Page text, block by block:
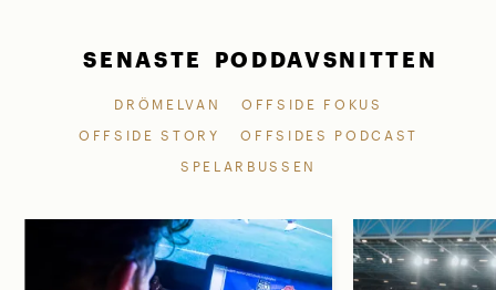
SENASTE PODDAVSNITTEN
DRÖMELVAN
OFFSIDE FOKUS
OFFSIDE STORY
OFFSIDES PODCAST
SPELARBUSSEN